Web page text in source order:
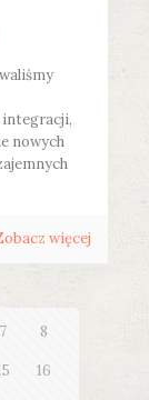
integracji,
nowych
więcej
7 8
16